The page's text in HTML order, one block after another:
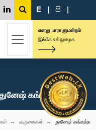
E | සි |
எனது பாராளுமன்றம்
இங்கே உள்நுழைக
கங்கந்த, பா.உ.
வருகைகள் துனேஷ் கங்கந்த